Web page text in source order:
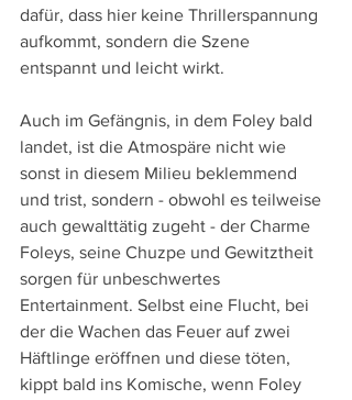
dafür, dass hier keine Thrillerspannung
aufkommt, sondern die Szene
entspannt und leicht wirkt.
Auch im Gefängnis, in dem Foley bald
landet, ist die Atmospäre nicht wie
sonst in diesem Milieu beklemmend
und trist, sondern - obwohl es teilweise
auch gewalttätig zugeht - der Charme
Foleys, seine Chuzpe und Gewitztheit
sorgen für unbeschwertes
Entertainment. Selbst eine Flucht, bei
der die Wachen das Feuer auf zwei
Häftlinge eröffnen und diese töten,
kippt bald ins Komische, wenn Foley